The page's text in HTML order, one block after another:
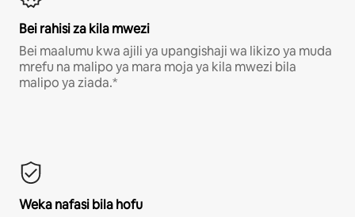
Bei rahisi za kila mwezi
Bei maalumu kwa ajili ya upangishaji wa likizo ya muda
mrefu na malipo ya mara moja ya kila mwezi bila
malipo ya ziada.*
Weka nafasi bila hofu